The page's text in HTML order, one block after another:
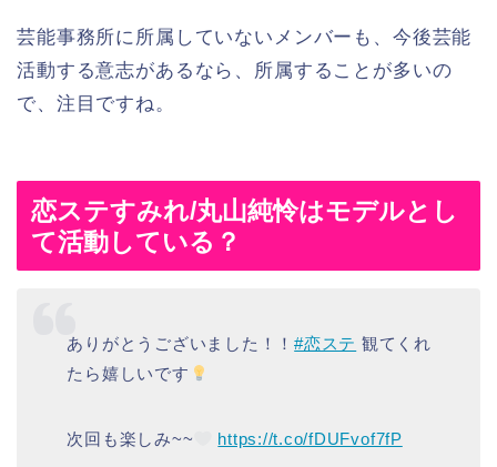
芸能事務所に所属していないメンバーも、今後芸能
活動する意志があるなら、所属することが多いの
で、注目ですね。
恋ステすみれ/丸山純怜はモデルとし
て活動している？
ありがとうございました！！#恋ステ 観てくれ
たら嬉しいです
次回も楽しみ~~ https://t.co/fDUFvof7fP